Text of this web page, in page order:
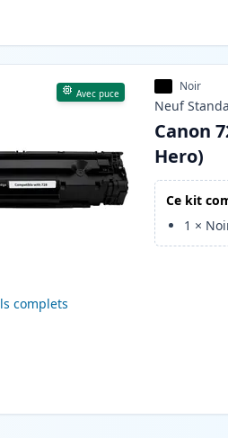
Avec puce
complets
Noir
Neuf
Canon
Hero)
Ce kit
1 ×